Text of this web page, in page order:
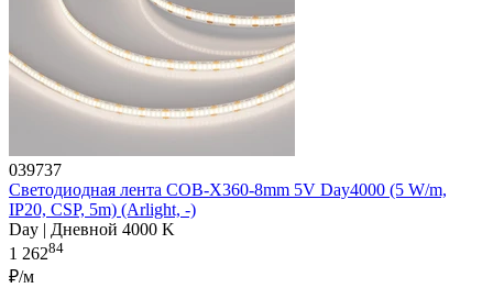
039737
Светодиодная лента COB-X360-8mm 5V Day4000 (5 W/m,
IP20, CSP, 5m) (Arlight, -)
Day | Дневной 4000 K
1 26284
₽/м